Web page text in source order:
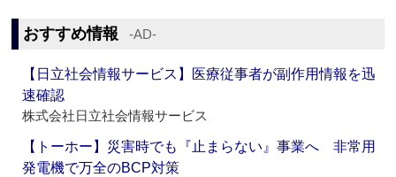
おすすめ情報 ‐AD‐
【日立社会情報サービス】医療従事者が副作用情報を迅
速確認
株式会社日立社会情報サービス
【トーホー】災害時でも『止まらない』事業へ 非常用
発電機で万全のBCP対策